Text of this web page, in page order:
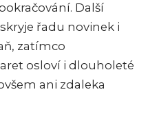
Další
řadu novinek i
zatímco
osloví i dlouholeté
ani zdaleka